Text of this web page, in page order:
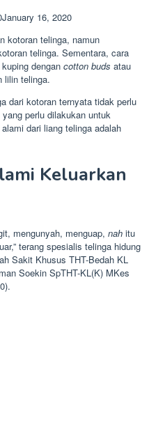
January 16, 2020
kotoran telinga, namun
telinga. Sementara, cara
dengan cotton buds atau
lilin telinga.
dari kotoran ternyata tidak perlu
perlu dilakukan untuk
dari liang telinga adalah
Keluarkan
mengunyah, menguap, nah itu
terang spesialis telinga hidung
Sakit Khusus THT-Bedah KL
Soekin SpTHT-KL(K) MKes